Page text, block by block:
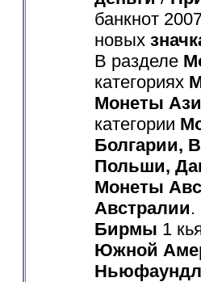
банкнот
новых
В разделе
категориях
Монеты
категории
Болгарии,
Польши,
Монеты
Австралии.
Бирмы 1
Южной